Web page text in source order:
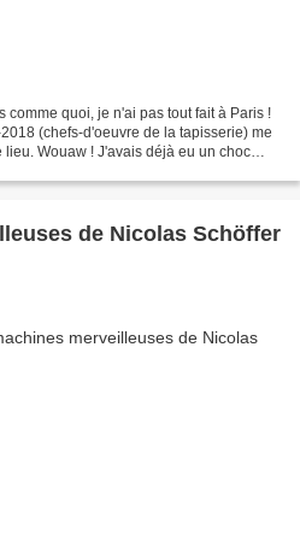
quoi, je n'ai pas tout fait à Paris !
(chefs-d'oeuvre de la tapisserie) me
Wouaw ! J'avais déjà eu un choc
de Nicolas Schöffer